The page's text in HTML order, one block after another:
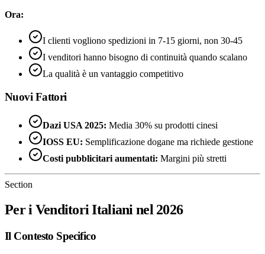
Ora:
I clienti vogliono spedizioni in 7-15 giorni, non 30-45
I venditori hanno bisogno di continuità quando scalano
La qualità è un vantaggio competitivo
Nuovi Fattori
Dazi USA 2025: Media 30% su prodotti cinesi
IOSS EU: Semplificazione dogane ma richiede gestione
Costi pubblicitari aumentati: Margini più stretti
Section
Per i Venditori Italiani nel 2026
Il Contesto Specifico